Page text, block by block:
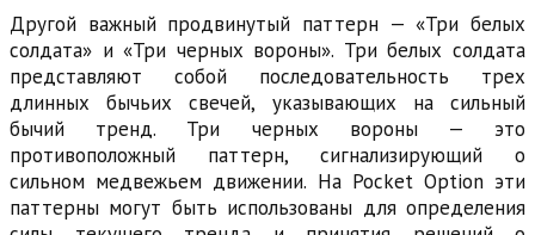
Другой важный продвинутый паттерн — «Три белых
солдата» и «Три черных вороны». Три белых солдата
представляют собой последовательность трех
длинных бычьих свечей, указывающих на сильный
бычий тренд. Три черных вороны — это
противоположный паттерн, сигнализирующий о
сильном медвежьем движении. На Pocket Option эти
паттерны могут быть использованы для определения